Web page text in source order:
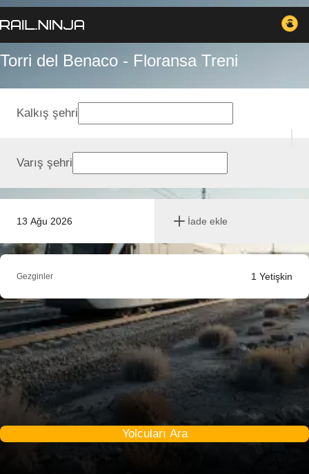
Torri del Benaco - Floransa Treni
13 Ağu 2026 İade ekle
Kalkış şehri
Varış şehri
Gezginler 1 Yetişkin
Yolcuları Ara